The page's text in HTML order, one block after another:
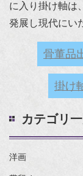
に入り掛け軸は、
発展し現代にい
骨董品
掛け
カテゴリ
洋画